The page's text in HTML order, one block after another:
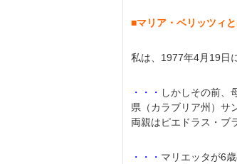
■マリア・ベリッツィ
私は、1977年4月19日
・・・ しかしその前、
県（カラブリア州）サ
両親はピエドラス・ブ
・・・ マリエッタが6